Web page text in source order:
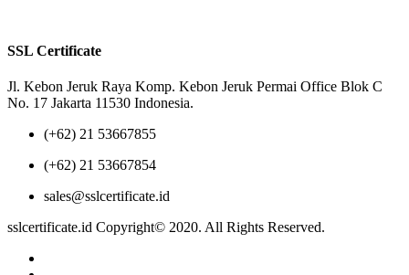
SSL Certificate
Jl. Kebon Jeruk Raya Komp. Kebon Jeruk Permai Office Blok C
No. 17 Jakarta 11530 Indonesia.
(+62) 21 53667855
(+62) 21 53667854
sales@sslcertificate.id
sslcertificate.id Copyright© 2020. All Rights Reserved.